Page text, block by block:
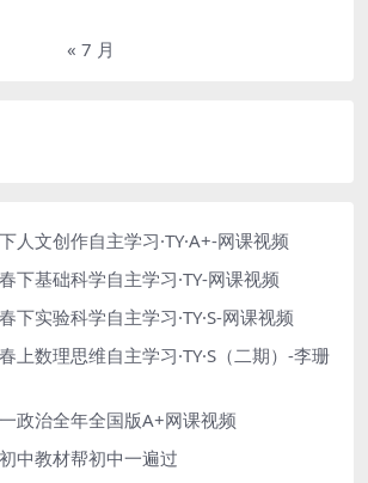
« 7 月
人文创作自主学习·TY·A+-网课视频
下基础科学自主学习·TY-网课视频
下实验科学自主学习·TY·S-网课视频
上数理思维自主学习·TY·S（二期）-李珊
政治全年全国版A+网课视频
中教材帮初中一遍过